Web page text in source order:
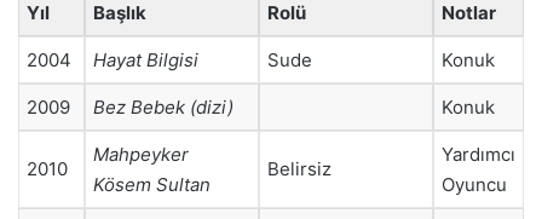
Yıl Başlık Rolü Notlar
2004 Hayat Bilgisi Sude Konuk
2009 Bez Bebek (dizi) Konuk
2010
Mahpeyker
Kösem Sultan
Belirsiz
Yardımcı
Oyuncu